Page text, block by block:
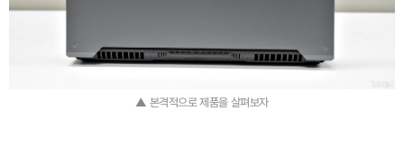
▲ 본격적으로 제품을 살펴보자